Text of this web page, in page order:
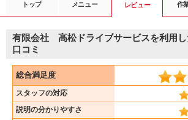
トップ メニュー レビュー 作
有限会社 高松ドライブサービスを利用し
口コミ
総合満足度
スタッフの対応
説明の分かりやすさ